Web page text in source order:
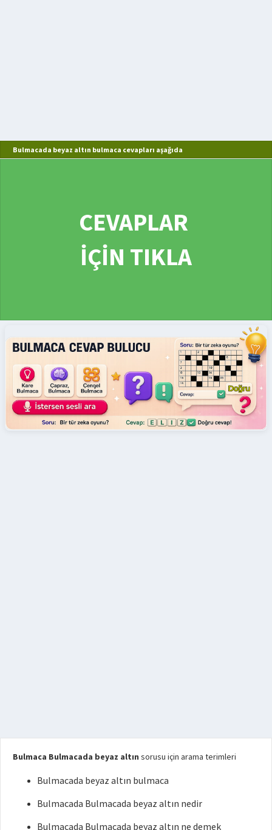
Bulmacada beyaz altın bulmaca cevapları aşağıda
CEVAPLAR
İÇİN TIKLA
Bulmaca Bulmacada beyaz altın sorusu için arama terimleri
Bulmacada beyaz altın bulmaca
Bulmacada Bulmacada beyaz altın nedir
Bulmacada Bulmacada beyaz altın ne demek